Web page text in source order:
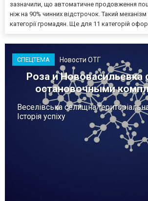
зазначили, що автоматичне продовження
ніж на 90% чинних відстрочок. Такий
категорії громадян. Ще для 11 категорій
СПЕЦТЕМА Новости ОТГ
Роза и
остановочными
Веселівська селищна
Історія успіху